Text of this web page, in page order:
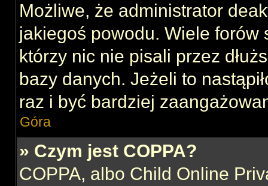
Możliwe, że administrator
jakiegoś powodu. Wiele forów
którzy nic nie pisali przez
bazy danych. Jeżeli to
raz i być bardziej
Góra
» Czym jest COPPA?
COPPA, albo Child Online